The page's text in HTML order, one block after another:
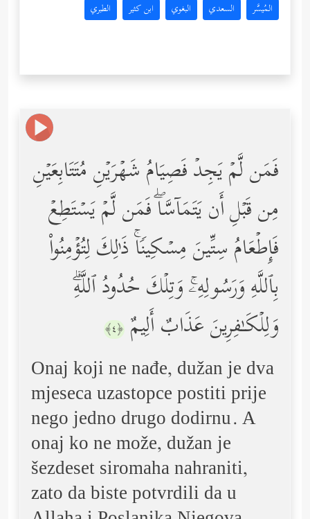
المُيسَّر السعدي البغوي ابن كثير الطبري
فَمَن لَّمۡ یَجِدۡ فَصِیَامُ شَهۡرَیۡنِ مُتَتَابِعَیۡنِ
مِن قَبۡلِ أَن یَتَمَاۤسَّاۖ فَمَن لَّمۡ یَسۡتَطِعۡ
فَإِطۡعَامُ سِتِّینَ مِسۡكِینࣰاۚ ذَ ٰ⁠لِكَ لِتُؤۡمِنُواْ
بِٱللَّهِ وَرَسُولِهِۦۚ وَتِلۡكَ حُدُودُ ٱللَّهِۗ
وَلِلۡكَـٰفِرِینَ عَذَابٌ أَلِیمٌ ﴿٤﴾
Onaj koji ne nađe, dužan je dva
mjeseca uzastopce postiti prije
nego jedno drugo dodirnu. A
onaj ko ne može, dužan je
šezdeset siromaha nahraniti,
zato da biste potvrdili da u